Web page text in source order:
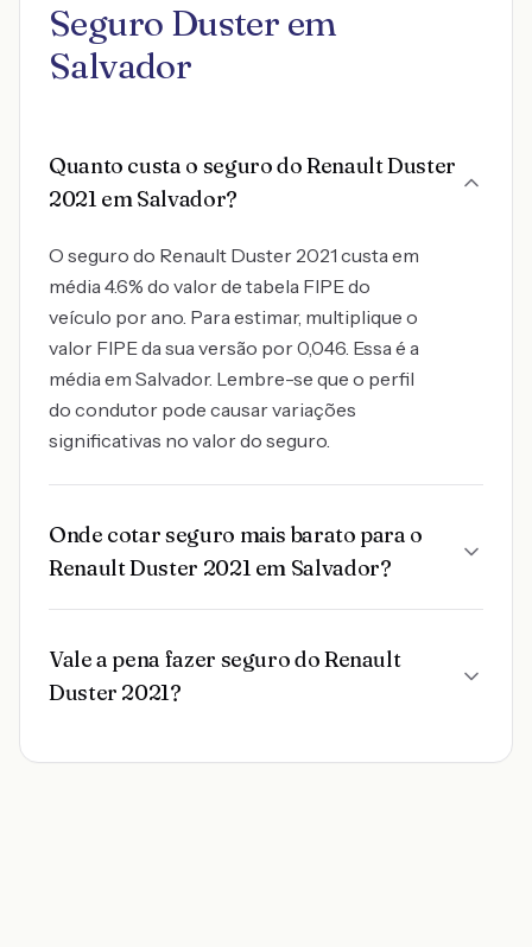
Seguro Duster em
Salvador
Quanto custa o seguro do Renault Duster
2021 em Salvador?
O seguro do Renault Duster 2021 custa em
média 4.6% do valor de tabela FIPE do
veículo por ano. Para estimar, multiplique o
valor FIPE da sua versão por 0,046. Essa é a
média em Salvador. Lembre-se que o perfil
do condutor pode causar variações
significativas no valor do seguro.
Onde cotar seguro mais barato para o
Renault Duster 2021 em Salvador?
Vale a pena fazer seguro do Renault
Duster 2021?